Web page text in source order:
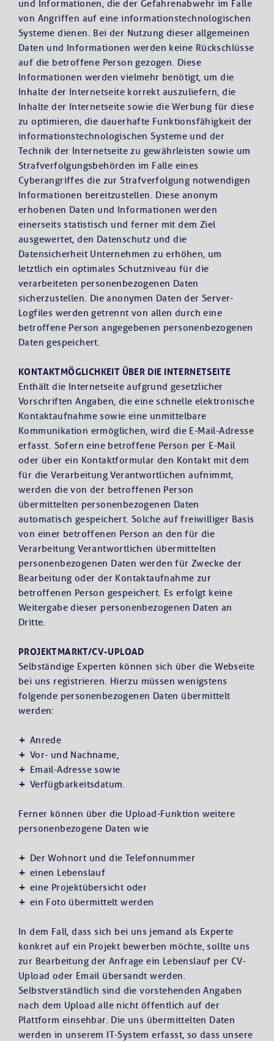
und Informationen, die der Gefahrenabwehr im Falle
von Angriffen auf eine informationstechnologischen
Systeme dienen. Bei der Nutzung dieser allgemeinen
Daten und Informationen werden keine Rückschlüsse
auf die betroffene Person gezogen. Diese
Informationen werden vielmehr benötigt, um die
Inhalte der Internetseite korrekt auszuliefern, die
Inhalte der Internetseite sowie die Werbung für diese
zu optimieren, die dauerhafte Funktionsfähigkeit der
informationstechnologischen Systeme und der
Technik der Internetseite zu gewährleisten sowie um
Strafverfolgungsbehörden im Falle eines
Cyberangriffes die zur Strafverfolgung notwendigen
Informationen bereitzustellen. Diese anonym
erhobenen Daten und Informationen werden
einerseits statistisch und ferner mit dem Ziel
ausgewertet, den Datenschutz und die
Datensicherheit Unternehmen zu erhöhen, um
letztlich ein optimales Schutzniveau für die
verarbeiteten personenbezogenen Daten
sicherzustellen. Die anonymen Daten der Server-
Logfiles werden getrennt von allen durch eine
betroffene Person angegebenen personenbezogenen
Daten gespeichert.
KONTAKTMÖGLICHKEIT ÜBER DIE INTERNETSEITE
Enthält die Internetseite aufgrund gesetzlicher
Vorschriften Angaben, die eine schnelle elektronische
Kontaktaufnahme sowie eine unmittelbare
Kommunikation ermöglichen, wird die E-Mail-Adresse
erfasst. Sofern eine betroffene Person per E-Mail
oder über ein Kontaktformular den Kontakt mit dem
für die Verarbeitung Verantwortlichen aufnimmt,
werden die von der betroffenen Person
übermittelten personenbezogenen Daten
automatisch gespeichert. Solche auf freiwilliger Basis
von einer betroffenen Person an den für die
Verarbeitung Verantwortlichen übermittelten
personenbezogenen Daten werden für Zwecke der
Bearbeitung oder der Kontaktaufnahme zur
betroffenen Person gespeichert. Es erfolgt keine
Weitergabe dieser personenbezogenen Daten an
Dritte.
PROJEKTMARKT/CV-UPLOAD
Selbständige Experten können sich über die Webseite
bei uns registrieren. Hierzu müssen wenigstens
folgende personenbezogenen Daten übermittelt
werden:
Anrede
Vor- und Nachname,
Email-Adresse sowie
Verfügbarkeitsdatum.
Ferner können über die Upload-Funktion weitere
personenbezogene Daten wie
Der Wohnort und die Telefonnummer
einen Lebenslauf
eine Projektübersicht oder
ein Foto übermittelt werden
In dem Fall, dass sich bei uns jemand als Experte
konkret auf ein Projekt bewerben möchte, sollte uns
zur Bearbeitung der Anfrage ein Lebenslauf per CV-
Upload oder Email übersandt werden.
Selbstverständlich sind die vorstehenden Angaben
nach dem Upload alle nicht öffentlich auf der
Plattform einsehbar. Die uns übermittelten Daten
werden in unserem IT-System erfasst, so dass unsere